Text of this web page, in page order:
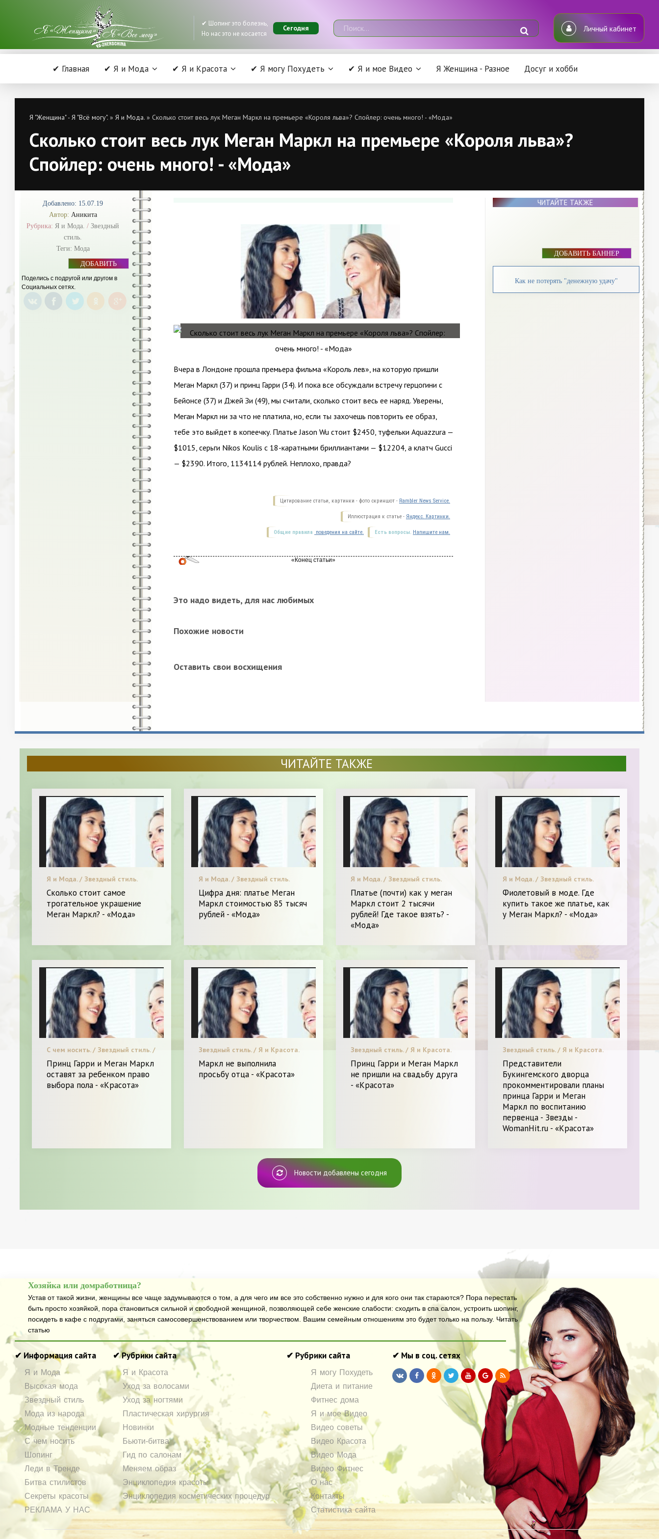
✔ Шопинг это болезнь,
Но нас это не косается
Сегодня Личный кабинет
✔ Главная ✔ Я и Мода ✔ Я и Красота ✔ Я могу Похудеть ✔ Я и мое Видео Я Женщина - Разное Досуг и хобби
Я "Женщина" - Я "Всё могу". » Я и Мода. » Сколько стоит весь лук Меган Маркл на премьере «Короля льва»? Спойлер: очень много! - «Мода»
Сколько стоит весь лук Меган Маркл на премьере «Короля льва»?
Спойлер: очень много! - «Мода»
Добавлено: 15.07.19
Автор: Аникита
Рубрика: Я и Мода. / Звездный
стиль.
Теги: Мода
ДОБАВИТЬ
Поделись с подругой или другом в
Социальных сетях.
Вчера в Лондоне прошла премьера фильма «Король лев», на которую пришли
Меган Маркл (37) и принц Гарри (34). И пока все обсуждали встречу герцогини с
Бейонсе (37) и Джей Зи (49), мы считали, сколько стоит весь ее наряд. Уверены,
Меган Маркл ни за что не платила, но, если ты захочешь повторить ее образ,
тебе это выйдет в копеечку. Платье Jason Wu стоит $2450, туфельки Aquazzura —
$1015, серьги Nikos Koulis с 18-каратными бриллиантами — $12204, а клатч Gucci
— $2390. Итого, 1134114 рублей. Неплохо, правда?
Цитирование статьи, картинки - фото скриншот - Rambler News Service.
Иллюстрация к статье - Яндекс. Картинки.
Есть вопросы. Напишите нам.
Общие правила поведения на сайте.
Это надо видеть, для нас любимых
Похожие новости
Оставить свои восхищения
ЧИТАЙТЕ ТАКЖЕ
ДОБАВИТЬ БАННЕР
Как не потерять "денежную удачу"
ЧИТАЙТЕ ТАКЖЕ
Я и Мода. / Звездный стиль.
Сколько стоит самое
трогательное украшение
Меган Маркл? - «Мода»
Я и Мода. / Звездный стиль.
Цифра дня: платье Меган
Маркл стоимостью 85 тысяч
рублей - «Мода»
Я и Мода. / Звездный стиль.
Платье (почти) как у меган
Маркл стоит 2 тысячи
рублей! Где такое взять? -
«Мода»
Я и Мода. / Звездный стиль.
Фиолетовый в моде. Где
купить такое же платье, как
у Меган Маркл? - «Мода»
С чем носить. / Звездный стиль. /
Я и Красота.
Принц Гарри и Меган Маркл
оставят за ребенком право
выбора пола - «Красота»
Звездный стиль. / Я и Красота.
Маркл не выполнила
просьбу отца - «Красота»
Звездный стиль. / Я и Красота.
Принц Гарри и Меган Маркл
не пришли на свадьбу друга
- «Красота»
Звездный стиль. / Я и Красота.
Представители
Букингемского дворца
прокомментировали планы
принца Гарри и Меган
Маркл по воспитанию
первенца - Звезды -
WomanHit.ru - «Красота»
Новости добавлены сегодня
Хозяйка или домработница?
Устав от такой жизни, женщины все чаще задумываются о том, а для чего им все это собственно нужно и для кого они так стараются? Пора перестать
быть просто хозяйкой, пора становиться сильной и свободной женщиной, позволяющей себе женские слабости: сходить в спа салон, устроить шопинг,
посидеть в кафе с подругами, заняться самосовершенствованием или творчеством. Вашим семейным отношениям это будет только на пользу. Читать
статью
✔ Информация сайта
Я и Мода
Высокая мода
Звездный стиль
Мода из народа
Модные тенденции
С чем носить
Шопинг
Леди в Тренде
Битва стилистов
Секреты красоты
РЕКЛАМА У НАС
✔ Рубрики сайта
Я и Красота
Уход за волосами
Уход за ногтями
Пластическая хирургия
Новинки
Бьюти-битва
Гид по салонам
Меняем образ
Энциклопедия красоты
Энциклопедия косметических процедур
✔ Рубрики сайта
Я могу Похудеть
Диета и питание
Фитнес дома
Я и мое Видео
Видео советы
Видео Красота
Видео Мода
Видео Фитнес
О нас
Контакты
Статистика сайта
✔ Мы в соц. сетях